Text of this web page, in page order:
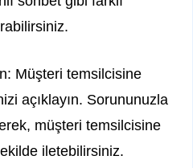
Müşteri temsilcisine
açıklayın. Sorununuzla
müşteri temsilcisine
iletebilirsiniz.